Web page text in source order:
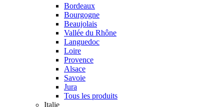
Bordeaux
Bourgogne
Beaujolais
Vallée du Rhône
Languedoc
Loire
Provence
Alsace
Savoie
Jura
Tous les produits
Italie